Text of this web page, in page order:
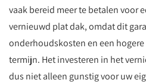
vaak bereid meer te betalen voor
vernieuwd plat dak, omdat dit
onderhoudskosten en een
termijn. Het investeren in het
dus niet alleen gunstig voor uw